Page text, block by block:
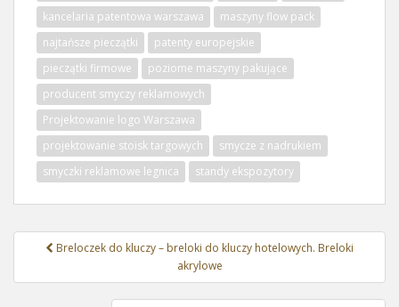
kancelaria patentowa warszawa
maszyny flow pack
najtańsze pieczątki
patenty europejskie
pieczątki firmowe
poziome maszyny pakujące
producent smyczy reklamowych
Projektowanie logo Warszawa
projektowanie stoisk targowych
smycze z nadrukiem
smyczki reklamowe legnica
standy ekspozytory
Nawigacja
Breloczek do kluczy – breloki do kluczy hotelowych. Breloki
akrylowe